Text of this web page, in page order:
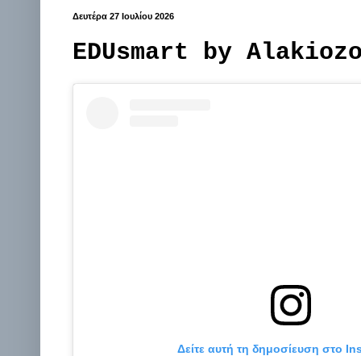
Δευτέρα 27 Ιουλίου 2026
EDUsmart by
Δείτε αυτή τη δημοσίευση στο